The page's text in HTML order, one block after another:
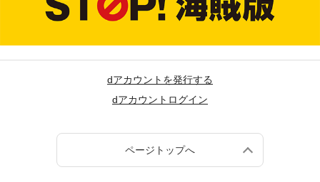
dアカウントを発行する
dアカウントログイン
ページトップへ